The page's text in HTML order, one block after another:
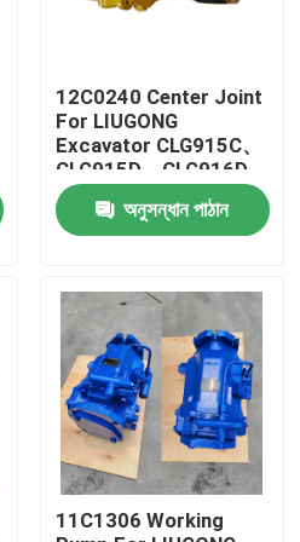
12C0240 Center Joint
For LIUGONG
Excavator CLG915C、
CLG915D、CLG916D
CLG920D、CLG920E
CLG922Dঅনুসন্ধান পাঠান
11C1306 Working